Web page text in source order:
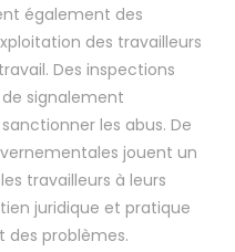
également des
des travailleurs
Des inspections
signalement
les abus. De
jouent un
travailleurs à leurs
juridique et pratique
des problèmes.